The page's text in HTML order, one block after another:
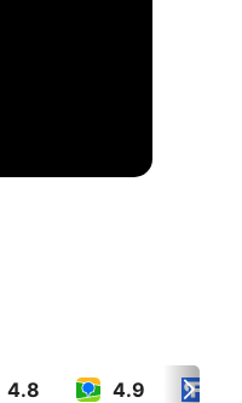
4.8 4.9